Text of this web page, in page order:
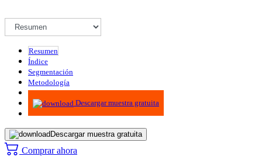
Resumen
Índice
Segmentación
Metodología
Infografías
Descargar muestra gratuita
Descargar muestra gratuita
Comprar ahora